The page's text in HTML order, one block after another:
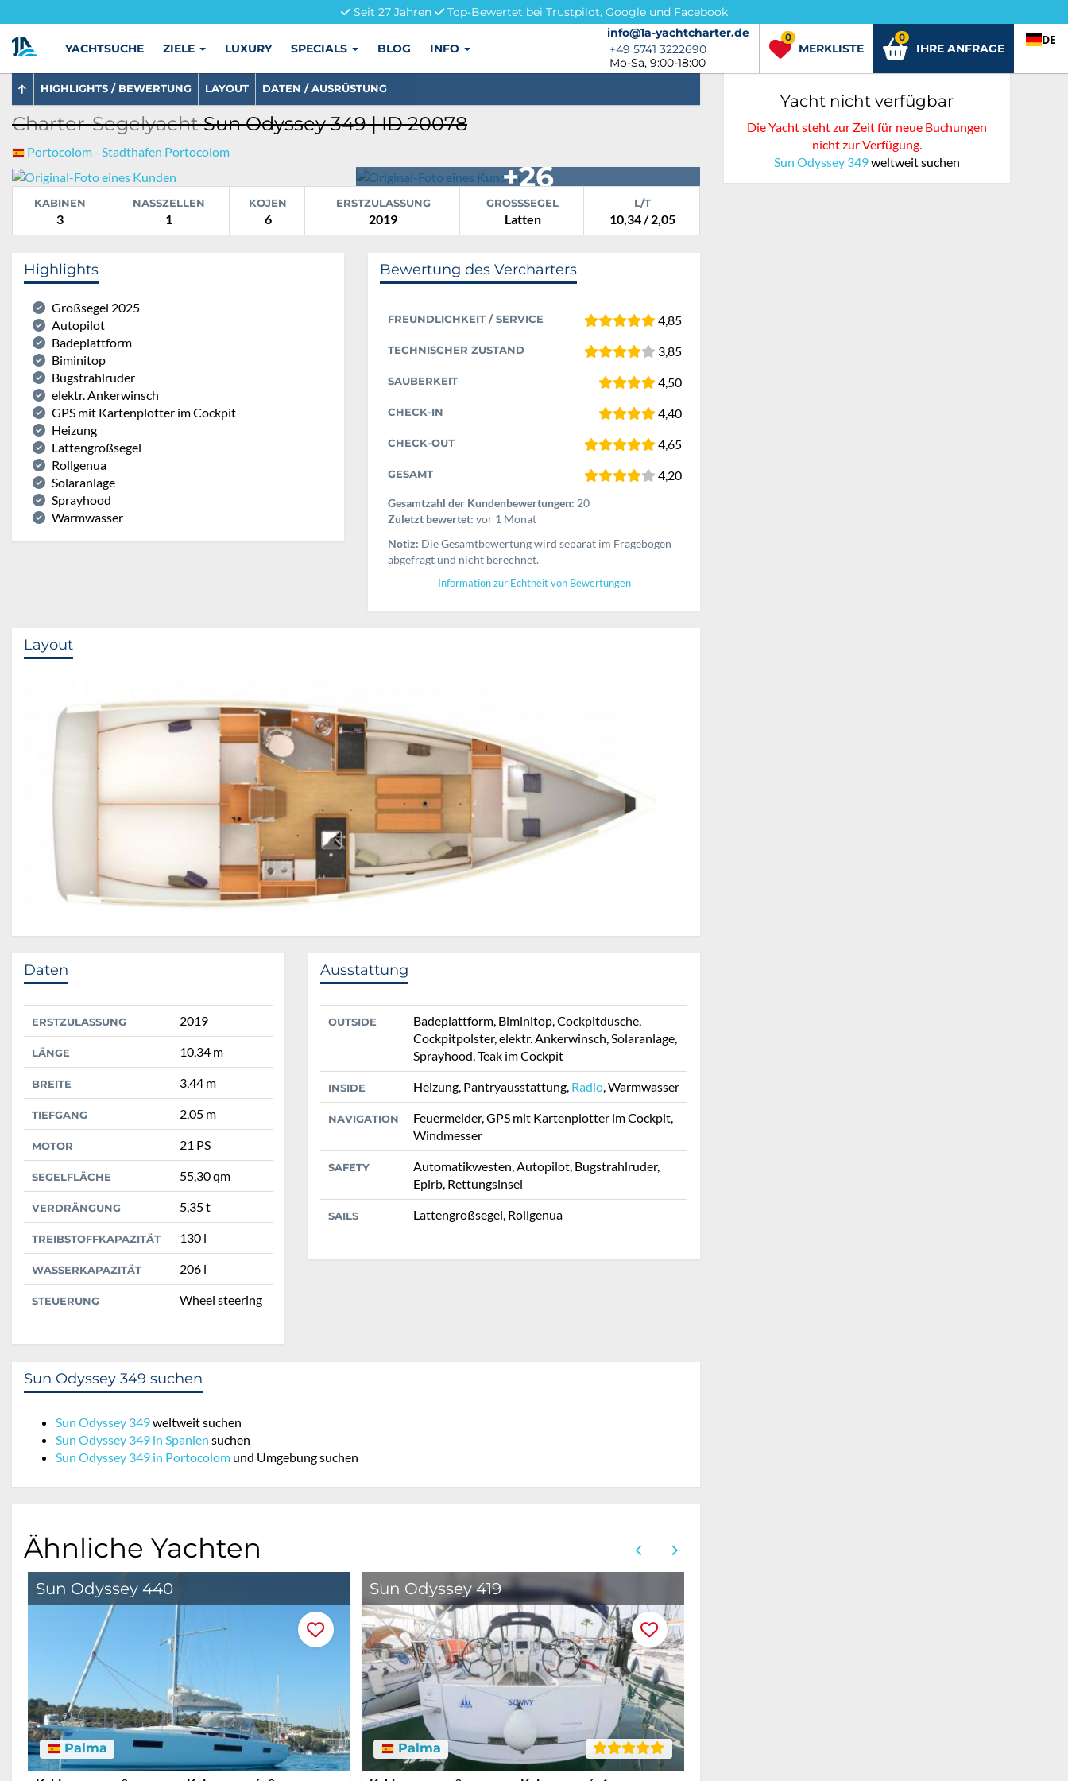
Seit 27 Jahren
Top-Bewertet bei Trustpilot, Google und Facebook
info@1a-yachtcharter.de
info@1a-yachtcharter.de
+49 5741 3222690
+49 5741 3222690
Mo-Sa, 9:00-18:00
MERKLISTE
0
IHRE ANFRAGE
0 DE
YACHTSUCHE ZIELE LUXURY SPECIALS BLOG INFO
HIGHLIGHTS / BEWERTUNG LAYOUT DATEN / AUSRÜSTUNG
Charter-SegelyachtSun Odyssey 349 | ID 20078
Portocolom - Stadthafen Portocolom
+26
KABINEN
3
NASSZELLEN
1
KOJEN
6
ERSTZULASSUNG
2019
GROSSSEGEL
Latten
L/T
10,34 / 2,05
Highlights
Großsegel 2025
Autopilot
Badeplattform
Biminitop
Bugstrahlruder
elektr. Ankerwinsch
GPS mit Kartenplotter im Cockpit
Heizung
Lattengroßsegel
Rollgenua
Solaranlage
Sprayhood
Warmwasser
Bewertung des Vercharters
FREUNDLICHKEIT / SERVICE 4,85
TECHNISCHER ZUSTAND 3,85
SAUBERKEIT 4,50
CHECK-IN 4,40
CHECK-OUT 4,65
GESAMT 4,20
Gesamtzahl der Kundenbewertungen: 20
Zuletzt bewertet: vor 1 Monat
Notiz: Die Gesamtbewertung wird separat im Fragebogen
abgefragt und nicht berechnet.
Information zur Echtheit von Bewertungen
Layout
Daten
ERSTZULASSUNG 2019
LÄNGE 10,34 m
BREITE 3,44 m
TIEFGANG 2,05 m
MOTOR 21 PS
SEGELFLÄCHE 55,30 qm
VERDRÄNGUNG 5,35 t
TREIBSTOFFKAPAZITÄT 130 l
WASSERKAPAZITÄT 206 l
STEUERUNG Wheel steering
Ausstattung
OUTSIDE
Badeplattform, Biminitop, Cockpitdusche,
Cockpitpolster, elektr. Ankerwinsch, Solaranlage,
Sprayhood, Teak im Cockpit
INSIDE Heizung, Pantryausstattung, Radio, Warmwasser
NAVIGATION
Feuermelder, GPS mit Kartenplotter im Cockpit,
Windmesser
SAFETY
Automatikwesten, Autopilot, Bugstrahlruder,
Epirb, Rettungsinsel
SAILS Lattengroßsegel, Rollgenua
Sun Odyssey 349 suchen
Sun Odyssey 349weltweit suchen
Sun Odyssey 349 in Spanien suchen
Sun Odyssey 349 in Portocolom und Umgebung suchen
Ähnliche Yachten
Sun Odyssey 440
Palma
Sun Odyssey 419
Palma
Yacht nicht verfügbar
Die Yacht steht zur Zeit für neue Buchungen
nicht zur Verfügung.
Sun Odyssey 349weltweit suchen